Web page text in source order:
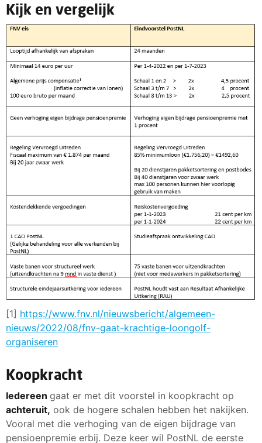
Kijk en vergelijk
[1] https://www.fnv.nl/nieuwsbericht/algemeen-
nieuws/2022/08/fnv-gaat-krachtige-loongolf-
organiseren
Koopkracht
Iedereen gaat er met dit voorstel in koopkracht op
achteruit, ook de hogere schalen hebben het nakijken.
Vooral met die verhoging van de eigen bijdrage van
pensioenpremie erbij. Deze keer wil PostNL de eerste